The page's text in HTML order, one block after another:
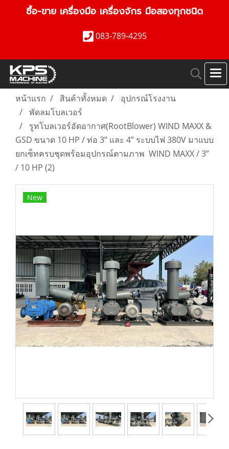
ซื้อ-ขาย เครื่องมือ เครื่องจักร มือสองทุกชนิด
083-789-4295
หน้าแรก สินค้าทั้งหมด
อุปกรณ์โรงงาน
พัดลมโบลเวอร์
รูทโบลเวอร์อัดอากาศ(RootBlower) WIND MAXX &
GSD ขนาด 10 HP / ท่อ 3” และ 4” ระบบไฟ 380V มาแบบ
ยกเซ็ทครบชุดพร้อมอุปกรณ์ตามภาพ WIND MAXX / 3”
/ 10 HP (2)
New